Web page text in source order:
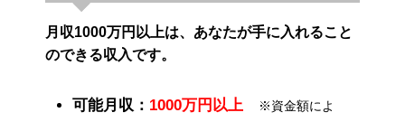
月収1000万円以上は、あなたが手に入れること
のできる収入です。
可能月収： 1000万円以上
※資金額によ